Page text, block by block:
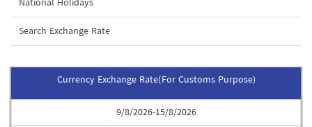
Search Exchange Rate
Currency Exchange Rate(For Customs Purpose)
9/8/2026-15/8/2026